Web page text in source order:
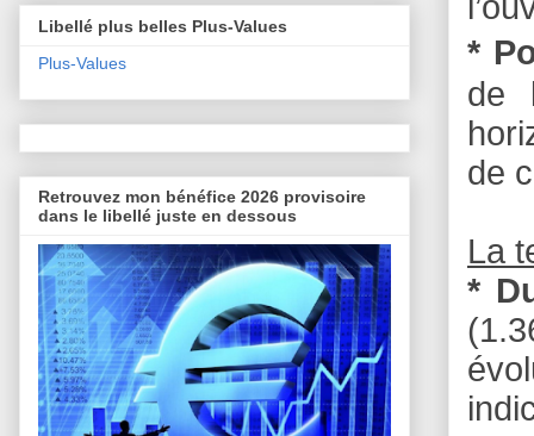
*
de
de
La
*
Libellé plus belles Plus-Values
Plus-Values
Retrouvez mon bénéfice 2026 provisoire
dans le libellé juste en dessous